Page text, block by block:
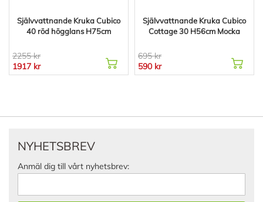
Självvattnande Kruka Cubico
40 röd högglans H75cm
2255 kr
1917 kr
Självvattnande Kruka Cubico
Cottage 30 H56cm Mocka
695 kr
590 kr
NYHETSBREV
Anmäl dig till vårt nyhetsbrev: